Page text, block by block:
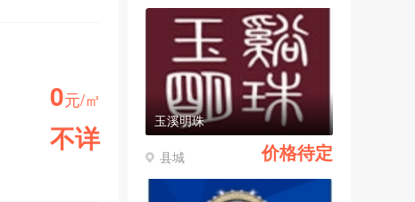
0元/㎡
不详 玉溪明珠
县城 价格待定